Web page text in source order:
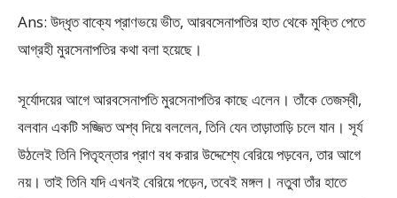
Ans: উদ্ধৃত বাক্যে প্রাণভয়ে ভীত, আরবসেনাপতির হাত থেকে মুক্তি পেতে
আগ্রহী মুরসেনাপতির কথা বলা হয়েছে।
সূর্যোদয়ের আগে আরবসেনাপতি মুরসেনাপতির কাছে এলেন। তাঁকে তেজস্বী,
বলবান একটি সজ্জিত অশ্ব দিয়ে বললেন, তিনি যেন তাড়াতাড়ি চলে যান। সূর্য
উঠলেই তিনি পিতৃহন্তার প্রাণ বধ করার উদ্দেশ্যে বেরিয়ে পড়বেন, তার আগে
নয়। তাই তিনি যদি এখনই বেরিয়ে পড়েন, তবেই মঙ্গল। নতুবা তাঁর হাতে